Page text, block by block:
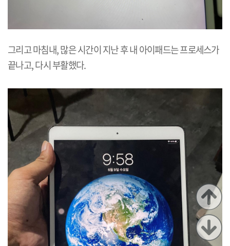
그리고 마침내, 많은 시간이 지난 후 내 아이패드는 프로세스가
끝나고, 다시 부활했다.